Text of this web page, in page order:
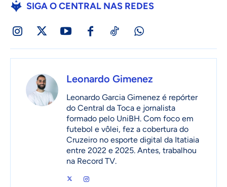
SIGA O CENTRAL NAS REDES
Leonardo Gimenez
Leonardo Garcia Gimenez é repórter
do Central da Toca e jornalista
formado pelo UniBH. Com foco em
futebol e vôlei, fez a cobertura do
Cruzeiro no esporte digital da Itatiaia
entre 2022 e 2025. Antes, trabalhou
na Record TV.